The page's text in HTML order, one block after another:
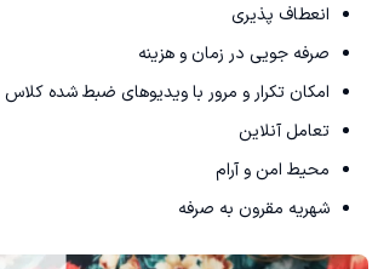
انعطاف پذیری
صرفه جویی در زمان و هزینه
امکان تکرار و مرور با ویدیوهای ضبط شده کلاس
تعامل آنلاین
محیط امن و آرام
شهریه مقرون به صرفه